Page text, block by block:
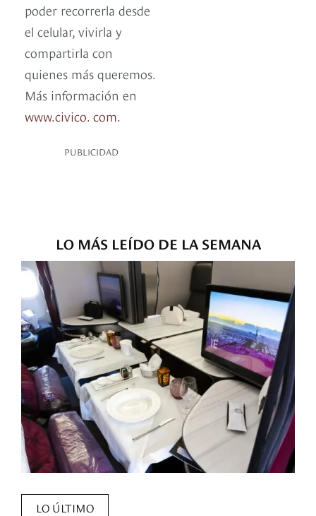
poder recorrerla desde
el celular, vivirla y
compartirla con
quienes más queremos.
Más información en
www.civico. com.
PUBLICIDAD
LO MÁS LEÍDO DE LA SEMANA
LO ÚLTIMO